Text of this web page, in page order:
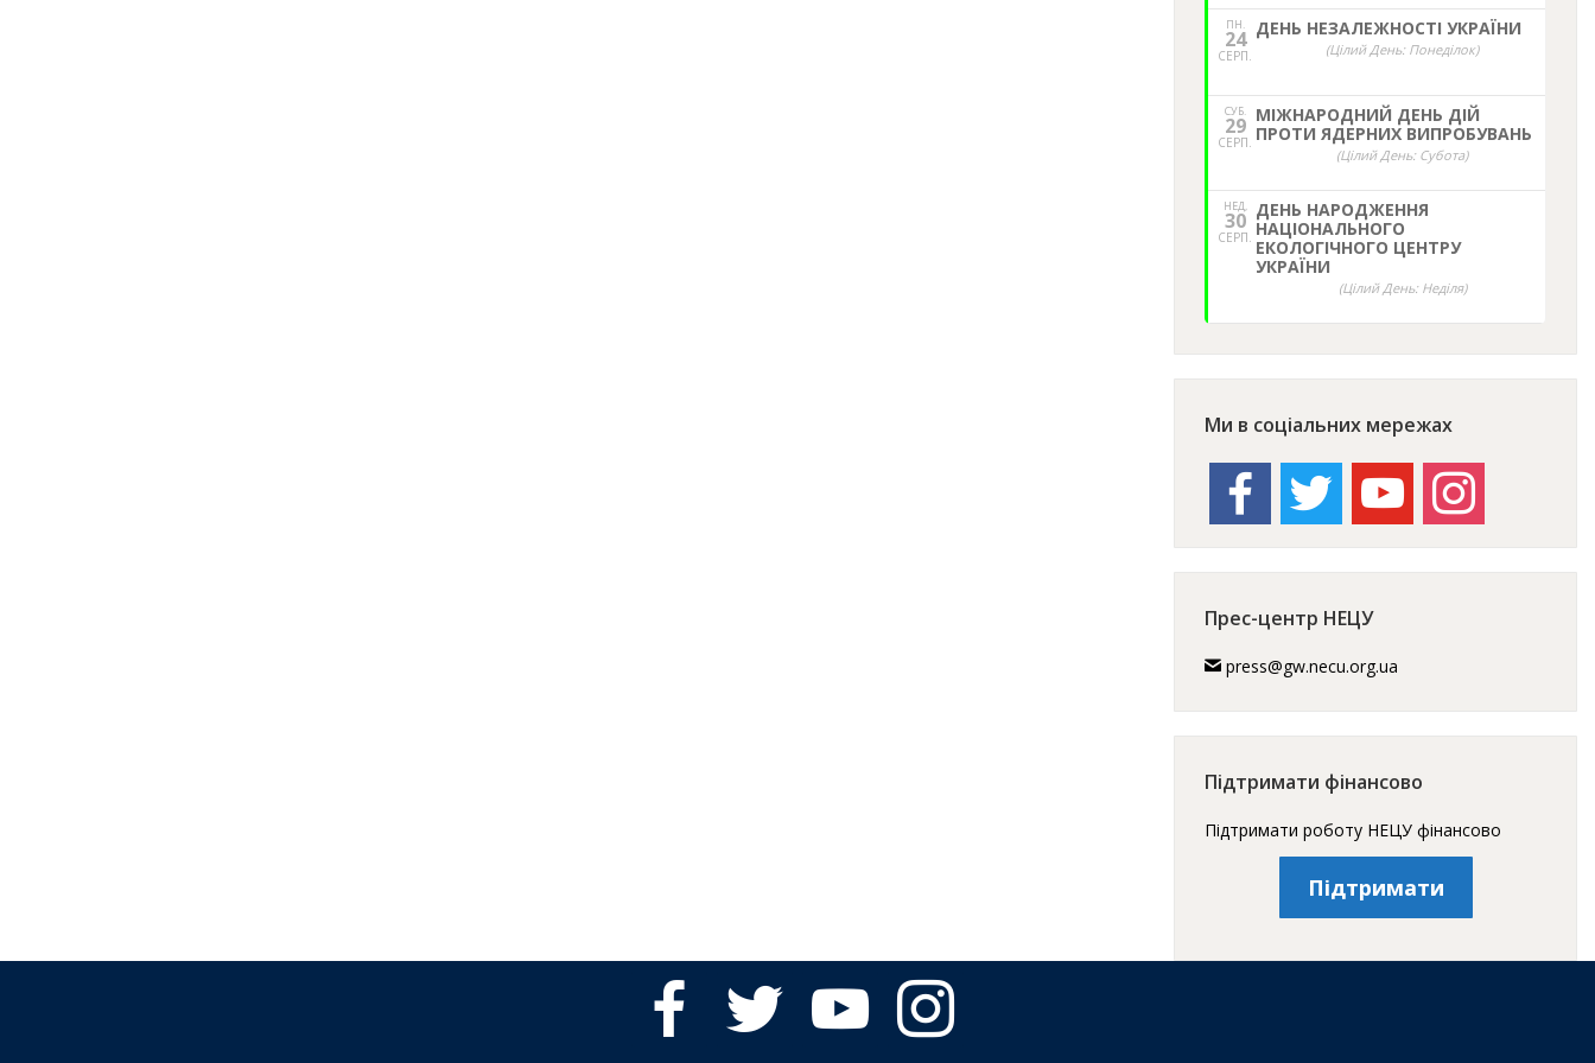
ПН.
24
СЕРП.
ДЕНЬ НЕЗАЛЕЖНОСТІ УКРАЇНИ
(Цілий День: Понеділок)
СУБ.
29
СЕРП.
МІЖНАРОДНИЙ ДЕНЬ ДІЙ
ПРОТИ ЯДЕРНИХ ВИПРОБУВАНЬ
(Цілий День: Субота)
НЕД,
30
СЕРП.
ДЕНЬ НАРОДЖЕННЯ
НАЦІОНАЛЬНОГО
ЕКОЛОГІЧНОГО ЦЕНТРУ
УКРАЇНИ
(Цілий День: Неділя)
Ми в соціальних мережах
facebook twitter youtube instagram
Прес-центр НЕЦУ
press@gw.necu.org.ua
Підтримати фінансово
Підтримати роботу НЕЦУ фінансово
Підтримати
facebook twitter youtube instagram